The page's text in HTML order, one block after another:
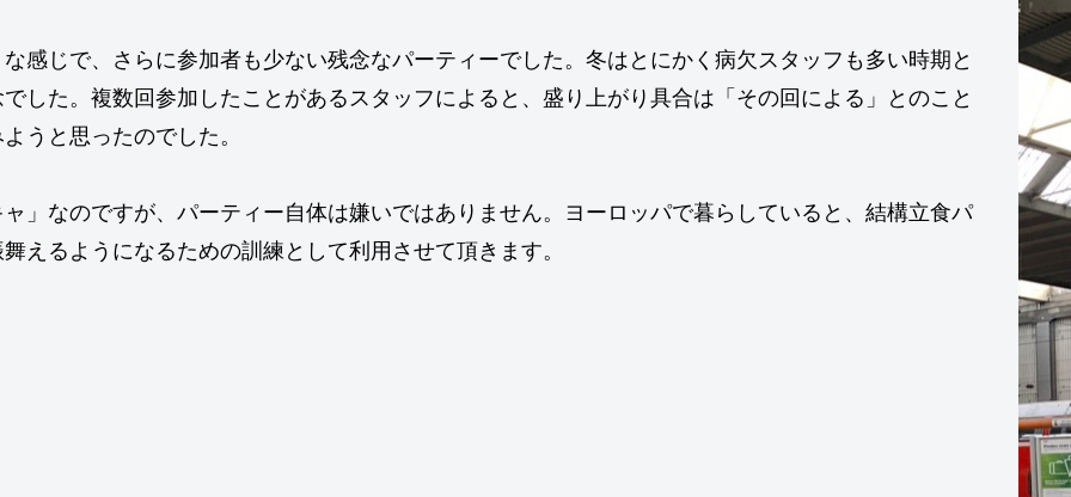
感じで、さらに参加者も少ない残念なパーティーでした。冬はとにかく病欠スタッフも多い時期と
した。複数回参加したことがあるスタッフによると、盛り上がり具合は「その回による」とのこと
うと思ったのでした。
」なのですが、パーティー自体は嫌いではありません。ヨーロッパで暮らしていると、結構立食パ
えるようになるための訓練として利用させて頂きます。